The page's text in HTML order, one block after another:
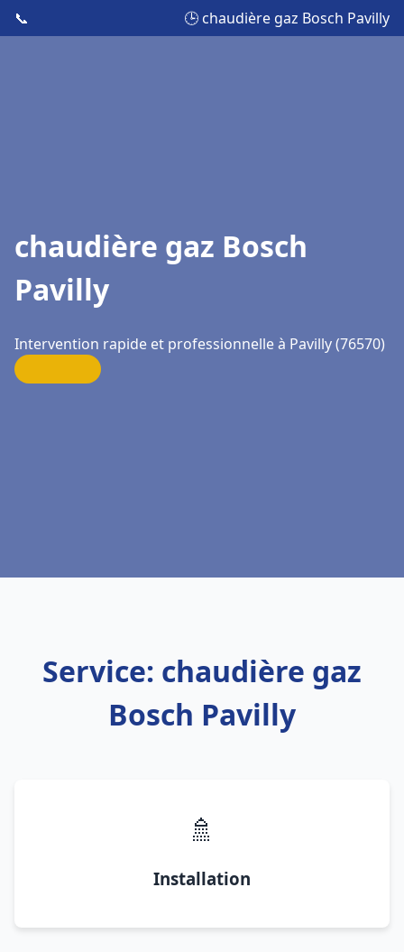
📞 🕒 chaudière gaz Bosch Pavilly
chaudière gaz Bosch
Pavilly
Intervention rapide et professionnelle à Pavilly (76570)
Service: chaudière gaz
Bosch Pavilly
🚿
Installation